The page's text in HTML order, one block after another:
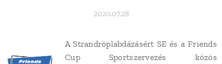
2020.07.28
A Strandröplabdázásért SE és a Friends
Cup Sportszervezés közös